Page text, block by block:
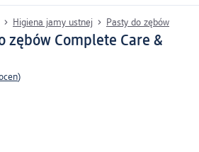
Higiena jamy ustnej Pasty do zębów
zębów Complete Care &
)